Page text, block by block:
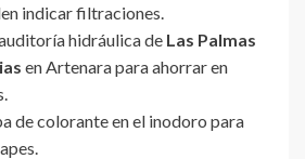
indicar filtraciones.
hidráulica de Las Palmas
en Artenara para ahorrar en
de colorante en el inodoro para